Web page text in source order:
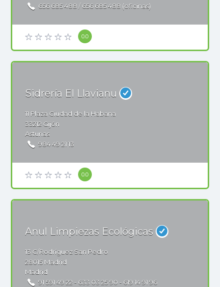
656 685 488 / 656 685 488 (oficinas)
0.0
Sidrería El Llavianu
11 Plaza Ciudad de la Habana
33212 Gijón
Asturias
984 49 21 13
0.0
Anul Limpiezas Ecológicas
13 C/Rodríguez San Pedro
28015 Madrid
Madrid
91 591 49 22 - 633 03 25 90 - 619 14 91 96